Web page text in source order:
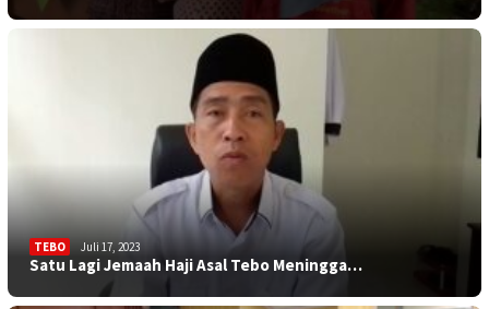
TEBO Juli 17, 2023
Satu Lagi Jemaah Haji Asal Tebo Meningga…